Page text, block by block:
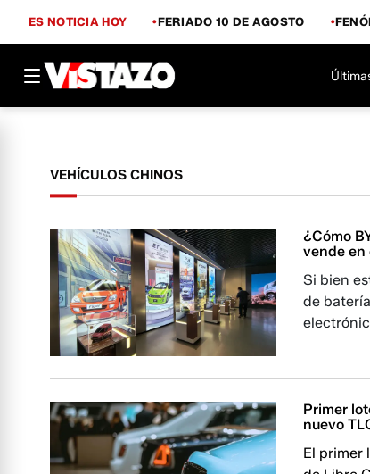
ES NOTICIA HOY FERIADO 10 DE AGOSTO
VEHÍCULOS CHINOS
¿Cómo
vende en
Si bien
de
Primer
nuevo
El primer